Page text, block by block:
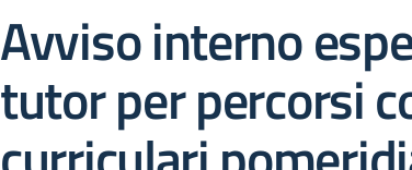
Avviso interno
tutor per percorsi